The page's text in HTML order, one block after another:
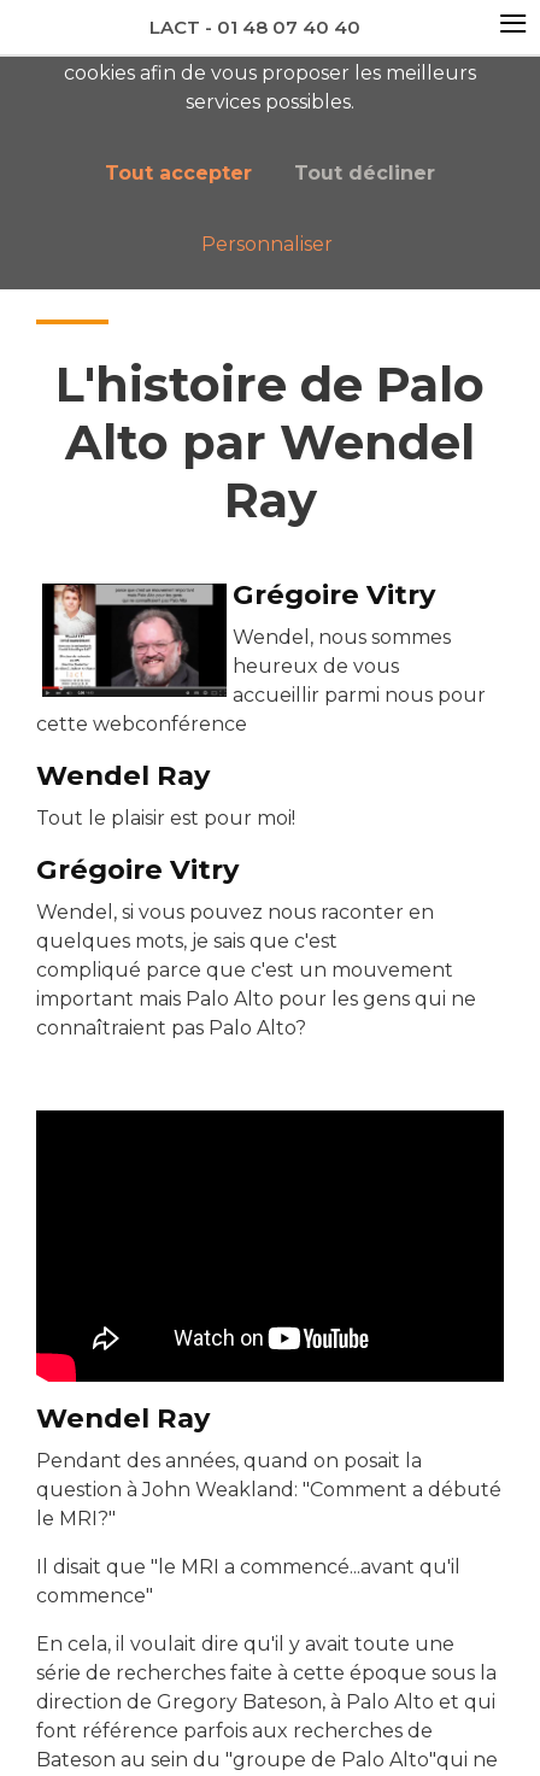
newsletter AC
Nos publications
L'histoire de Palo
Alto par Wendel
Ray
Grégoire Vitry
Wendel, nous sommes
heureux de vous
accueillir parmi nous pour
cette webconférence
Wendel Ray
Tout le plaisir est pour moi!
Grégoire Vitry
Wendel, si vous pouvez nous raconter en
quelques mots, je sais que c'est
compliqué parce que c'est un mouvement
important mais Palo Alto pour les gens qui ne
connaîtraient pas Palo Alto?
Wendel Ray
Pendant des années, quand on posait la
question à John Weakland: "Comment a débuté
le MRI?"
Il disait que "le MRI a commencé...avant qu'il
commence"
En cela, il voulait dire qu'il y avait toute une
série de recherches faite à cette époque sous la
direction de Gregory Bateson, à Palo Alto et qui
font référence parfois aux recherches de
Bateson au sein du "groupe de Palo Alto"qui ne
cookies afin de vous proposer les meilleurs
services possibles.
Tout accepter Tout décliner
Personnaliser
LACT - 01 48 07 40 40 ≡